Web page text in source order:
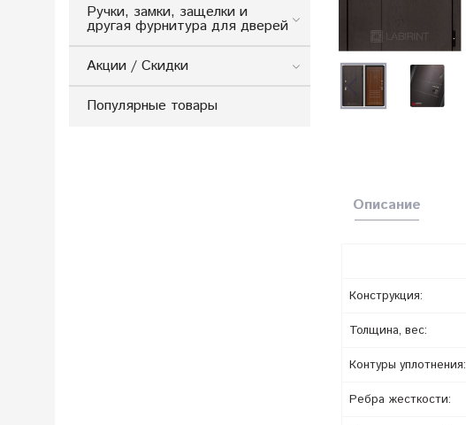
Описание
Конструкция:
Толщина, вес:
Контуры уплотнения:
Ребра жесткости:
Ручки, замки, защелки и
другая фурнитура для дверей
Акции / Скидки
Популярные товары